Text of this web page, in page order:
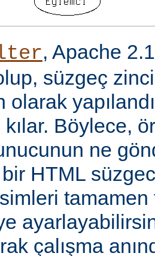
, Apache
süzgeç
olarak
Böylece,
ne
bir HTML
tamamen
çalışma